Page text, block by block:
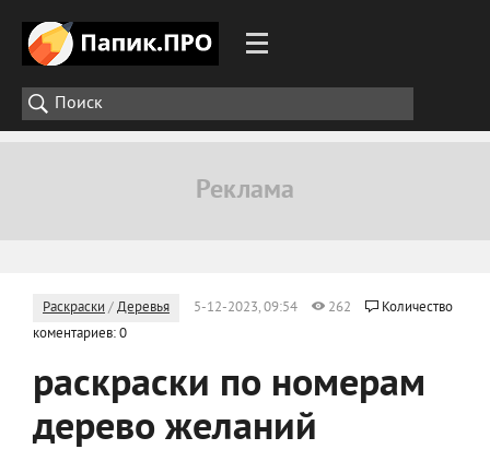
Раскраски /Деревья 5-12-2023, 09:54 262
Количество
коментариев: 0
раскраски по номерам
дерево желаний